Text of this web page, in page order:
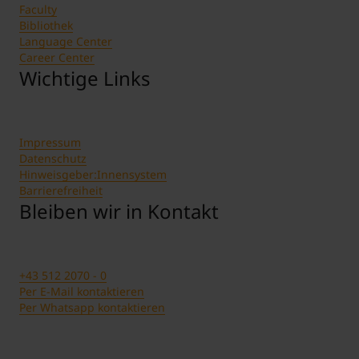
Faculty
Bibliothek
Language Center
Career Center
Wichtige Links
Impressum
Datenschutz
Hinweisgeber:Innensystem
Barrierefreiheit
Bleiben wir in Kontakt
+43 512 2070 - 0
Per E-Mail kontaktieren
Per Whatsapp kontaktieren